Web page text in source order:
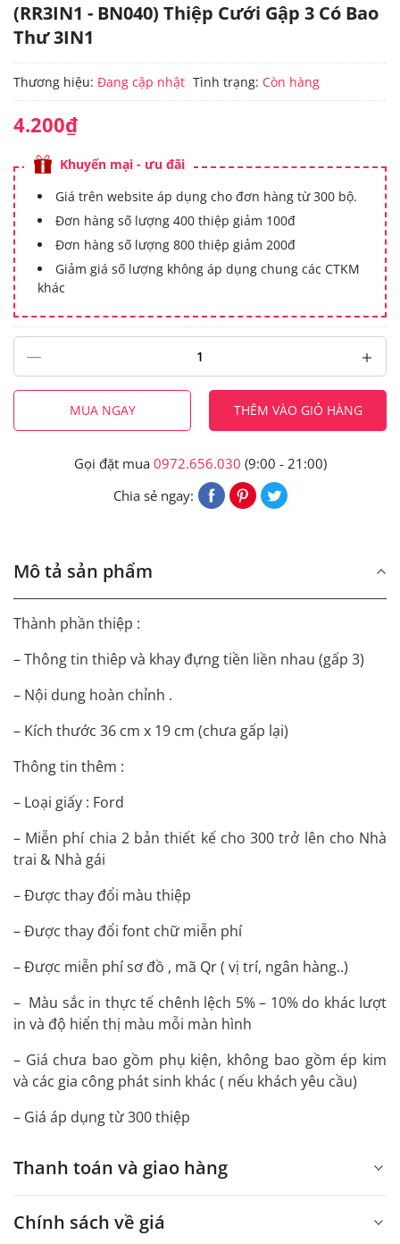
(RR3IN1 - BN040) Thiệp Cưới Gập 3 Có Bao
Thư 3IN1
Thương hiệu: Đang cập nhật Tình trạng: Còn hàng
4.200₫
Khuyến mại - ưu đãi
Giá trên website áp dụng cho đơn hàng từ 300 bộ.
Đơn hàng số lượng 400 thiệp giảm 100đ
Đơn hàng số lượng 800 thiệp giảm 200đ
Giảm giá số lượng không áp dụng chung các CTKM
khác
MUA NGAY THÊM VÀO GIỎ HÀNG
Gọi đặt mua 0972.656.030 (9:00 - 21:00)
Chia sẻ ngay:
Mô tả sản phẩm
Thành phần thiệp :
– Thông tin thiêp và khay đựng tiền liền nhau (gấp 3)
– Nội dung hoàn chỉnh .
– Kích thước 36 cm x 19 cm (chưa gấp lại)
Thông tin thêm :
– Loại giấy : Ford
– Miễn phí chia 2 bản thiết kế cho 300 trở lên cho Nhà
trai & Nhà gái
– Được thay đổi màu thiệp
– Được thay đổi font chữ miễn phí
– Được miễn phí sơ đồ , mã Qr ( vị trí, ngân hàng..)
– Màu sắc in thực tế chênh lệch 5% – 10% do khác lượt
in và độ hiển thị màu mỗi màn hình
– Giá chưa bao gồm phụ kiện, không bao gồm ép kim
và các gia công phát sinh khác ( nếu khách yêu cầu)
– Giá áp dụng từ 300 thiệp
Thanh toán và giao hàng
Chính sách về giá